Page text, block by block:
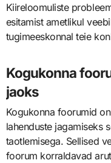
Kiireloomuliste
esitamist ametlikul
tugimeeskonnal teie
Kogukonna
jaoks
Kogukonna foorumid
lahenduste jagamiseks
taotlemisega. Sellised
foorum korraldavad